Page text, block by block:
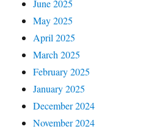
June 2025
May 2025
April 2025
March 2025
February 2025
January 2025
December 2024
November 2024